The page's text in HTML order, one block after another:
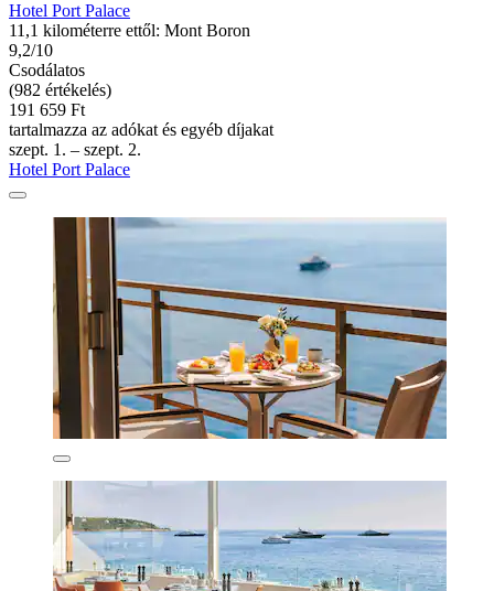
Hotel Port Palace
11,1 kilométerre ettől: Mont Boron
9,2/10
Csodálatos
(982 értékelés)
191 659 Ft
tartalmazza az adókat és egyéb díjakat
szept. 1. – szept. 2.
Hotel Port Palace